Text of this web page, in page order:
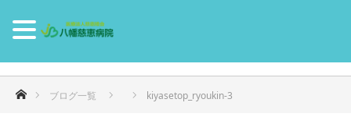
ホームブログ一覧 kiyasetop_ryoukin-3